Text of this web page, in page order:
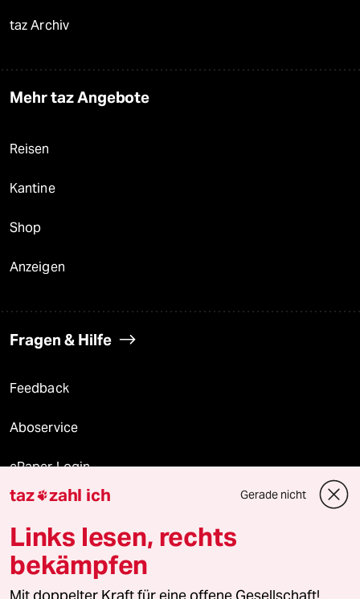
taz Archiv
Mehr taz Angebote
Reisen
Kantine
Shop
Anzeigen
Fragen & Hilfe
Feedback
Aboservice
ePaper Login
Downloads für Abonnierende
© 2026 taz Verlags und Vertriebs GmbH
Alle Rechte vorbehalten. Bei rechtlichen Fragen oder für Genehmigungen
taz zahl ich Gerade nicht
Links lesen, rechts
bekämpfen